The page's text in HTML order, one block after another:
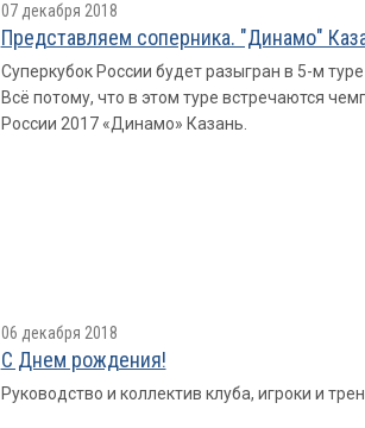
07 декабря 2018
Представляем соперника. "Динамо"
Суперкубок России будет разыгран в 5-м
Всё потому, что в этом туре встречаются
России 2017 «Динамо» Казань.
06 декабря 2018
С Днем рождения!
Руководство и коллектив клуба, игроки и